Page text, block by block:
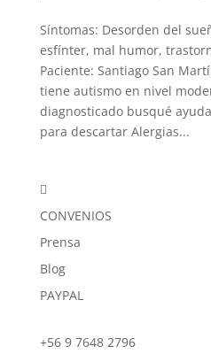
Síntomas: Desorden del
esfínter, mal humor,
Paciente: Santiago San
tiene autismo en nivel
diagnosticado busqué
para descartar Alergias...

CONVENIOS
Prensa
Blog
PAYPAL
+56 9 7648 2796